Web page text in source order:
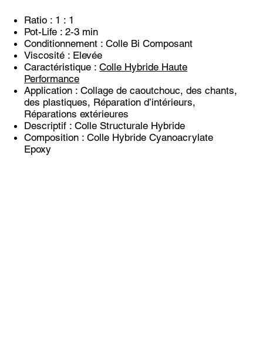
Ratio : 1 : 1
Pot-Life : 2-3 min
Conditionnement : Colle Bi Composant
Viscosité : Elevée
Caractéristique :Colle Hybride Haute
Performance
Application : Collage de caoutchouc, des chants,
des plastiques, Réparation d’intérieurs,
Réparations extérieures
Descriptif : Colle Structurale Hybride
Composition : Colle Hybride Cyanoacrylate
Epoxy